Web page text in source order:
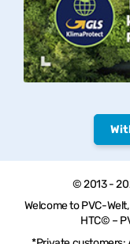
© 2013 -
Welcome to PVC-
HTC© –